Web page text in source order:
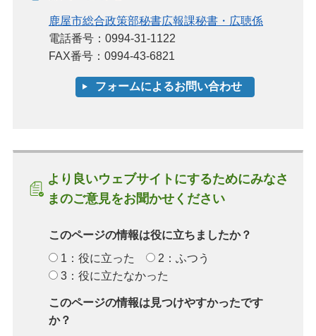
鹿屋市総合政策部秘書広報課秘書・広聴係
電話番号：0994-31-1122
FAX番号：0994-43-6821
より良いウェブサイトにするためにみなさ
まのご意見をお聞かせください
このページの情報は役に立ちましたか？
1：役に立った
2：ふつう
3：役に立たなかった
このページの情報は見つけやすかったです
か？